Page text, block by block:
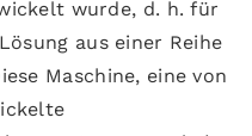
wurde, d. h. für
aus einer Reihe
Maschine, eine von